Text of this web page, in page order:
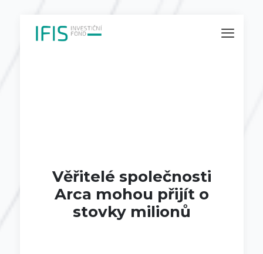
Věřitelé společnosti
Arca mohou přijít o
stovky milionů